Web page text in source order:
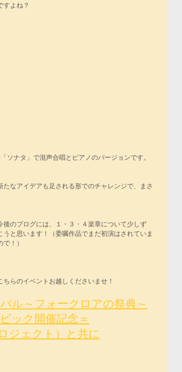
すよね？
ソナタ」で混声合唱とピアノのバージョンです。
なアイデアも足される形でのチャレンジで、まさ
のブログには、１・３・４楽章について少しず
と思います！（委嘱作品でまだ初演はされていま
！）
らのイベントお越しくださいませ！
ル～フォークロアの祭典～
ック開催記念＝
ジェクト）と共に